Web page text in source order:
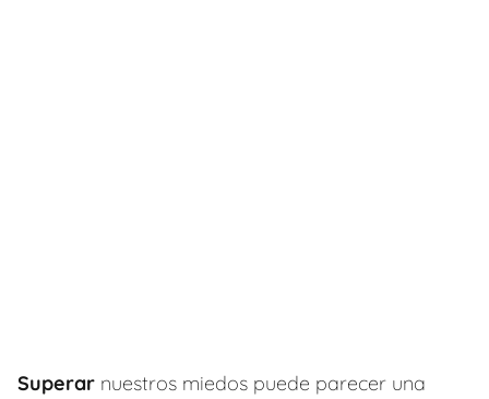
Superar nuestros miedos puede parecer una